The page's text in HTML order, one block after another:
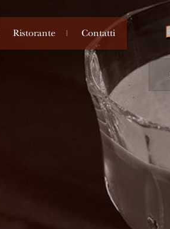
Ristorante Contatti